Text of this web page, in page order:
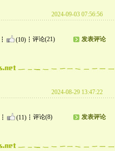
2024-09-03 07:56:56
(10) 评论(21) 发表评论
2024-08-29 13:47:22
(11) 评论(8) 发表评论